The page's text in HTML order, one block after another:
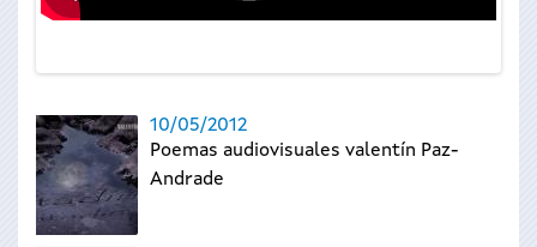
10/05/2012
Poemas audiovisuales valentín Paz-
Andrade